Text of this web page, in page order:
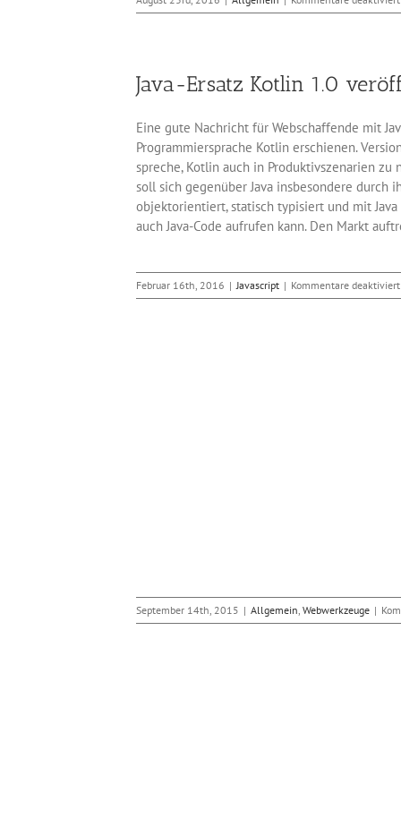
Java-Ersatz Kotlin 1.0
Eine gute Nachricht für Webschaffende mit
Programmiersprache Kotlin erschienen.
spreche, Kotlin auch in Produktivszenarien zu
soll sich gegenüber Java insbesondere durch
objektorientiert, statisch typisiert und mit
auch Java-Code aufrufen kann. Den Markt
Februar 16th, 2016 | Javascript | Kommentare deaktiviert
September 14th, 2015 | Allgemein, Webwerkzeuge |